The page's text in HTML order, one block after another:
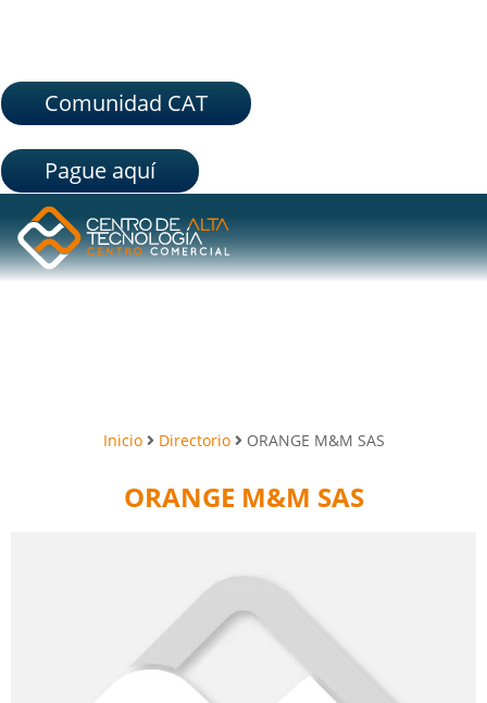
Comunidad CAT
Pague aquí
Inicio Directorio ORANGE M&M SAS
ORANGE M&M SAS